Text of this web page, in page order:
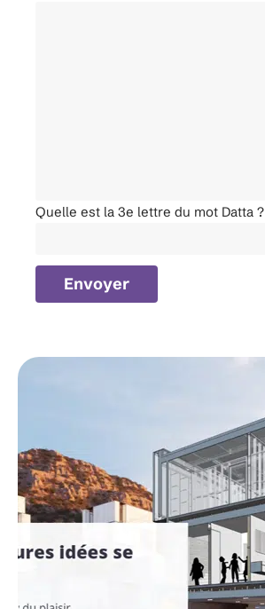
Quelle est la 3e lettre du mot Datta ?